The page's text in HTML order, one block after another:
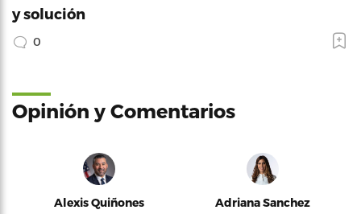
y solución
0
Opinión y Comentarios
Alexis Quiñones Adriana Sanchez